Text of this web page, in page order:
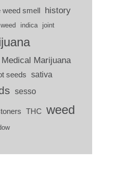
weed smell history
indica joint
Medical Marijuana
seeds sativa
sesso
THC weed